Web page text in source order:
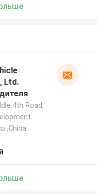
Ltd.
4th Road,
,China